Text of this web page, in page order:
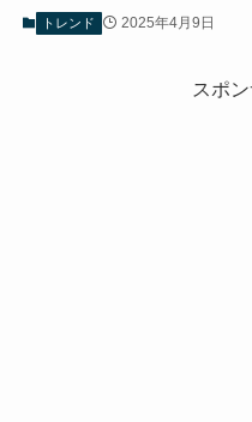
トレンド 2025年4月9日
スポ